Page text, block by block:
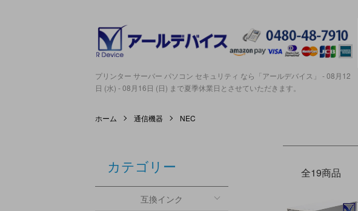
プリンター サーバー パソコン セキュリティ なら「アールデバイス」 - 08月12
日 (水) - 08月16日 (日) まで夏季休業日とさせていただきます。
ホーム 通信機器 NEC
全19商品
カテゴリー
互換インク